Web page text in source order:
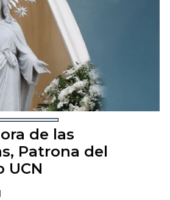
de las
Patrona del
UCN